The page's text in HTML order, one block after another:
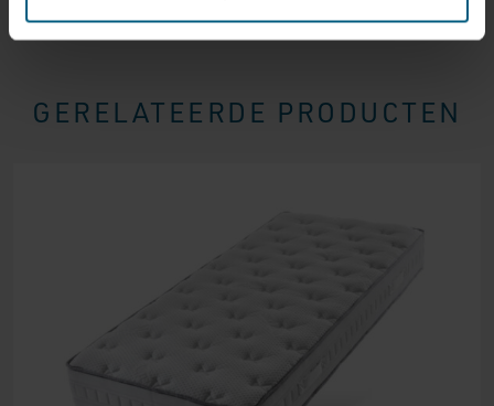
GERELATEERDE PRODUCTEN